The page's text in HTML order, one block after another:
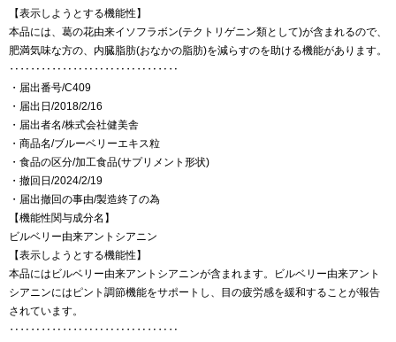
【表示しようとする機能性】
本品には、葛の花由来イソフラボン(テクトリゲニン類として)が含まれるので、
肥満気味な方の、内臓脂肪(おなかの脂肪)を減らすのを助ける機能があります。
‥‥‥‥‥‥‥‥‥‥‥‥‥‥‥‥
・届出番号/C409
・届出日/2018/2/16
・届出者名/株式会社健美舎
・商品名/ブルーベリーエキス粒
・食品の区分/加工食品(サプリメント形状)
・撤回日/2024/2/19
・届出撤回の事由/製造終了の為
【機能性関与成分名】
ビルベリー由来アントシアニン
【表示しようとする機能性】
本品にはビルベリー由来アントシアニンが含まれます。ビルベリー由来アント
シアニンにはピント調節機能をサポートし、目の疲労感を緩和することが報告
されています。
‥‥‥‥‥‥‥‥‥‥‥‥‥‥‥‥